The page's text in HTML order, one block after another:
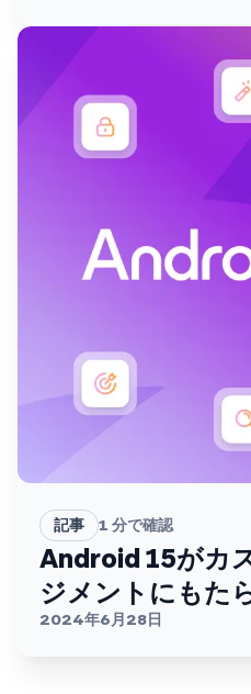
記事 1 分で確認
Android 15がカ
ジメントにもた
2024年6月28日